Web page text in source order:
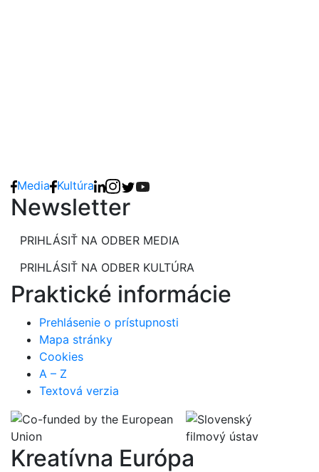
Media Kultúra
Newsletter
PRIHLÁSIŤ NA ODBER MEDIA
PRIHLÁSIŤ NA ODBER KULTÚRA
Praktické informácie
Prehlásenie o prístupnosti
Mapa stránky
Cookies
A – Z
Textová verzia
Kreatívna Európa